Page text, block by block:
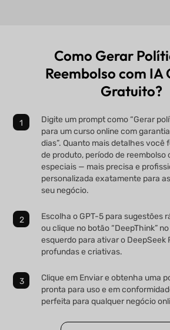
Como Gerar
Reembolso com IA
Gratuito?
Digite um prompt como “Gerar
para um curso online com
dias”. Quanto mais detalhes
de produto, período de reembolso
especiais — mais precisa e
personalizada exatamente para
seu negócio.
Escolha o GPT-5 para sugestões
ou clique no botão “DeepThink”
esquerdo para ativar o DeepSeek
profundas e criativas.
Clique em Enviar e obtenha uma
pronta para uso e em
perfeita para qualquer negócio